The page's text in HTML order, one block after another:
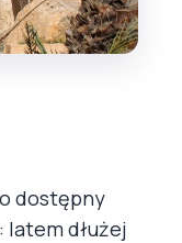
dostępny
latem dłużej